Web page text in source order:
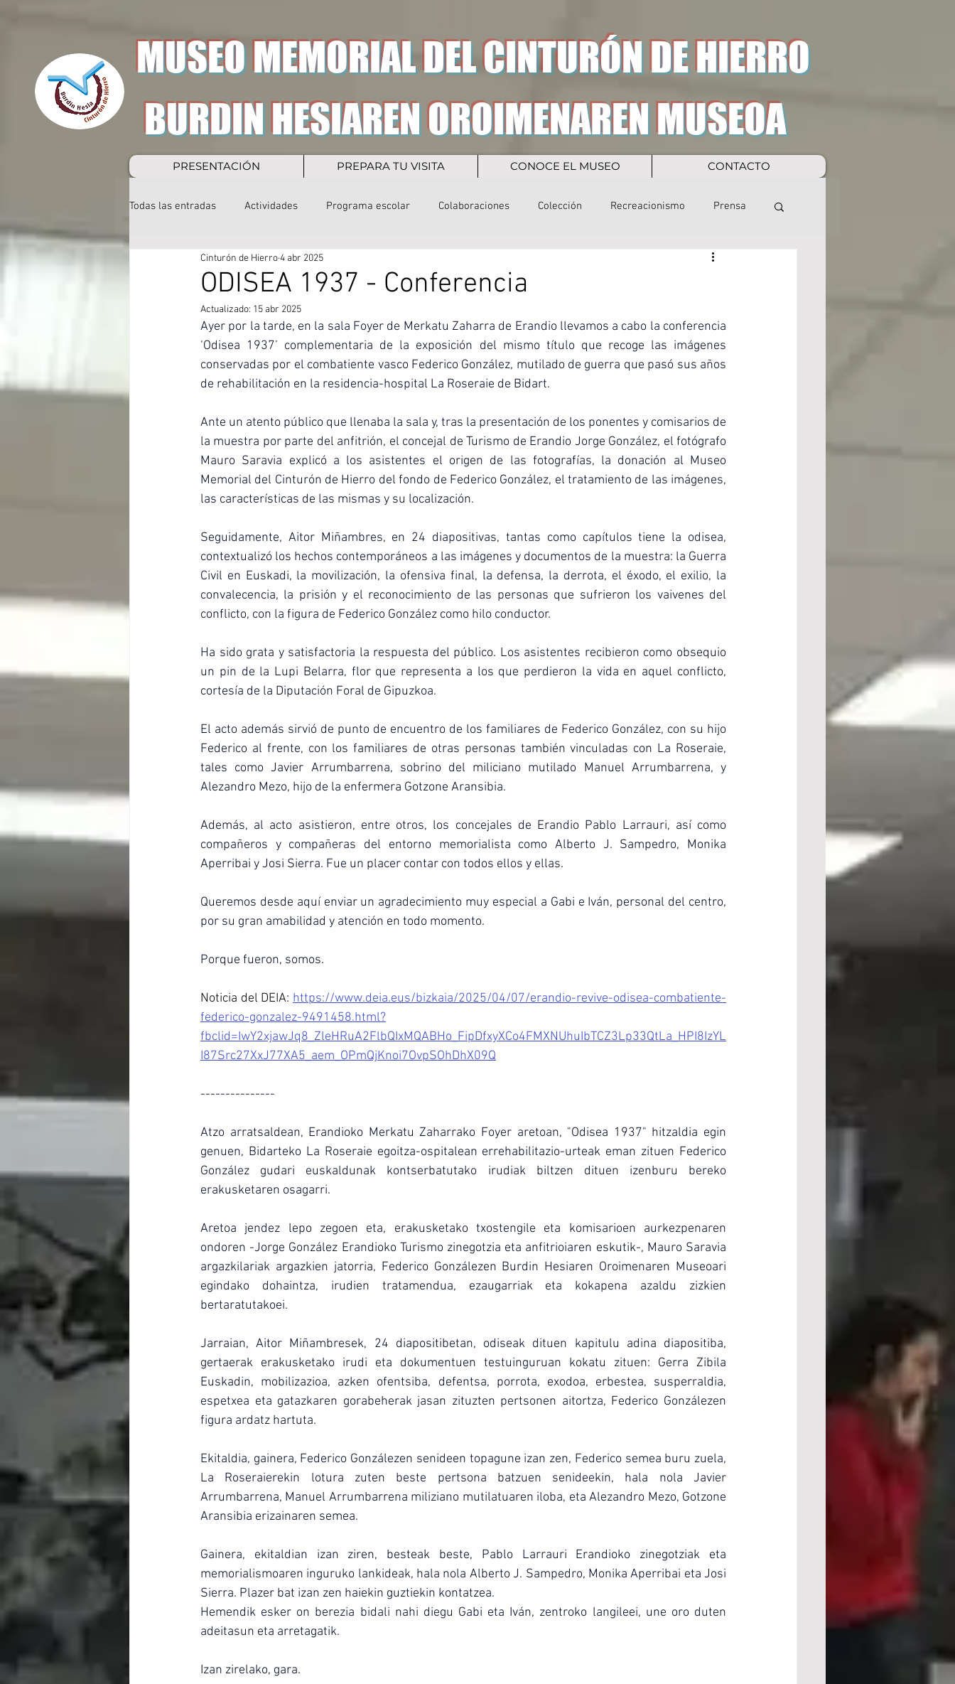
MUSEO MEMORIAL DEL CINTURÓN DE HIERRO
PRESENTACIÓN PREPARA TU VISITA CONOCE EL MUSEO CONTACTO
BURDIN HESIAREN OROIMENAREN MUSEOA
Todas las entradas Actividades Programa escolar Colaboraciones Colección Recreacionismo Prensa
ODISEA 1937 - Conferencia
Cinturón de Hierro4 abr 2025
Actualizado: 15 abr 2025
Ayer por la tarde, en la sala Foyer de Merkatu Zaharra de Erandio llevamos a cabo la conferencia
‘Odisea 1937’ complementaria de la exposición del mismo título que recoge las imágenes
conservadas por el combatiente vasco Federico González, mutilado de guerra que pasó sus años
de rehabilitación en la residencia-hospital La Roseraie de Bidart.
Ante un atento público que llenaba la sala y, tras la presentación de los ponentes y comisarios de
la muestra por parte del anfitrión, el concejal de Turismo de Erandio Jorge González, el fotógrafo
Mauro Saravia explicó a los asistentes el origen de las fotografías, la donación al Museo
Memorial del Cinturón de Hierro del fondo de Federico González, el tratamiento de las imágenes,
las características de las mismas y su localización.
Seguidamente, Aitor Miñambres, en 24 diapositivas, tantas como capítulos tiene la odisea,
contextualizó los hechos contemporáneos a las imágenes y documentos de la muestra: la Guerra
Civil en Euskadi, la movilización, la ofensiva final, la defensa, la derrota, el éxodo, el exilio, la
convalecencia, la prisión y el reconocimiento de las personas que sufrieron los vaivenes del
conflicto, con la figura de Federico González como hilo conductor.
Ha sido grata y satisfactoria la respuesta del público. Los asistentes recibieron como obsequio
un pin de la Lupi Belarra, flor que representa a los que perdieron la vida en aquel conflicto,
cortesía de la Diputación Foral de Gipuzkoa.
El acto además sirvió de punto de encuentro de los familiares de Federico González, con su hijo
Federico al frente, con los familiares de otras personas también vinculadas con La Roseraie,
tales como Javier Arrumbarrena, sobrino del miliciano mutilado Manuel Arrumbarrena, y
Alezandro Mezo, hijo de la enfermera Gotzone Aransibia.
Además, al acto asistieron, entre otros, los concejales de Erandio Pablo Larrauri, así como
compañeros y compañeras del entorno memorialista como Alberto J. Sampedro, Monika
Aperribai y Josi Sierra. Fue un placer contar con todos ellos y ellas.
Queremos desde aquí enviar un agradecimiento muy especial a Gabi e Iván, personal del centro,
por su gran amabilidad y atención en todo momento.
Porque fueron, somos.
Noticia del DEIA: https://www.deia.eus/bizkaia/2025/04/07/erandio-revive-odisea-combatiente-
federico-gonzalez-9491458.html?
fbclid=IwY2xjawJq8_ZleHRuA2FlbQIxMQABHo_FipDfxyXCo4FMXNUhuIbTCZ3Lp33QtLa_HPI8IzYL
I87Src27XxJ77XA5_aem_OPmQjKnoi7OvpSOhDhX09Q
---------------
Atzo arratsaldean, Erandioko Merkatu Zaharrako Foyer aretoan, "Odisea 1937" hitzaldia egin
genuen, Bidarteko La Roseraie egoitza-ospitalean errehabilitazio-urteak eman zituen Federico
González gudari euskaldunak kontserbatutako irudiak biltzen dituen izenburu bereko
erakusketaren osagarri.
Aretoa jendez lepo zegoen eta, erakusketako txostengile eta komisarioen aurkezpenaren
ondoren -Jorge González Erandioko Turismo zinegotzia eta anfitrioiaren eskutik-, Mauro Saravia
argazkilariak argazkien jatorria, Federico Gonzálezen Burdin Hesiaren Oroimenaren Museoari
egindako dohaintza, irudien tratamendua, ezaugarriak eta kokapena azaldu zizkien
bertaratutakoei.
Jarraian, Aitor Miñambresek, 24 diapositibetan, odiseak dituen kapitulu adina diapositiba,
gertaerak erakusketako irudi eta dokumentuen testuinguruan kokatu zituen: Gerra Zibila
Euskadin, mobilizazioa, azken ofentsiba, defentsa, porrota, exodoa, erbestea, susperraldia,
espetxea eta gatazkaren gorabeherak jasan zituzten pertsonen aitortza, Federico Gonzálezen
figura ardatz hartuta.
Ekitaldia, gainera, Federico Gonzálezen senideen topagune izan zen, Federico semea buru zuela,
La Roseraierekin lotura zuten beste pertsona batzuen senideekin, hala nola Javier
Arrumbarrena, Manuel Arrumbarrena miliziano mutilatuaren iloba, eta Alezandro Mezo, Gotzone
Aransibia erizainaren semea.
Gainera, ekitaldian izan ziren, besteak beste, Pablo Larrauri Erandioko zinegotziak eta
memorialismoaren inguruko lankideak, hala nola Alberto J. Sampedro, Monika Aperribai eta Josi
Sierra. Plazer bat izan zen haiekin guztiekin kontatzea.
Hemendik esker on berezia bidali nahi diegu Gabi eta Iván, zentroko langileei, une oro duten
adeitasun eta arretagatik.
Izan zirelako, gara.